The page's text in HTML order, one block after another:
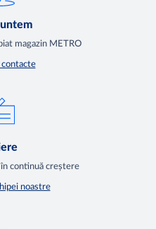
magazin METRO
continuă creștere
noastre